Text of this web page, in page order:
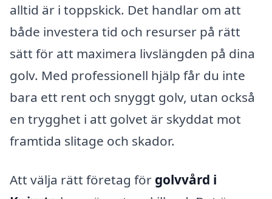
alltid är i toppskick. Det handlar om att
både investera tid och resurser på rätt
sätt för att maximera livslängden på dina
golv. Med professionell hjälp får du inte
bara ett rent och snyggt golv, utan också
en trygghet i att golvet är skyddat mot
framtida slitage och skador.
Att välja rätt företag för golvvård i